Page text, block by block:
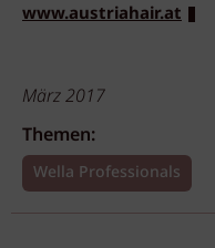
www.austriahair.at
März 2017
Themen:
Wella Professionals